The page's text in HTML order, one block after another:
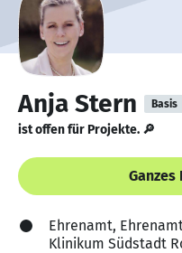
Anja Stern Basis
ist offen für Projekte. 🔎
Ehrenamt,
Klinikum Südstadt